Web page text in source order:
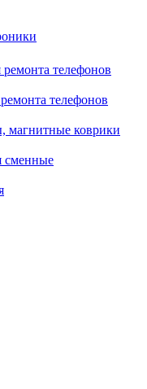
телефонов
телефонов
магнитные коврики
сменные